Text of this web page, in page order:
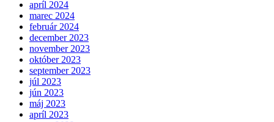
apríl 2024
marec 2024
február 2024
december 2023
november 2023
október 2023
september 2023
júl 2023
jún 2023
máj 2023
apríl 2023